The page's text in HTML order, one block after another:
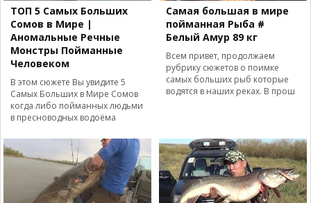
ТОП 5 Самых Больших
Сомов в Мире |
Аномальные Речные
Монстры Пойманные
Человеком
В этом сюжете Вы увидите 5
Самых Больших в Мире Сомов
когда либо пойманных людьми
в пресноводных водоёма
Самая большая в мире
пойманная Рыба #
Белый Амур 89 кг
Всем привет, продолжаем
рубрику сюжетов о поимке
самых больших рыб которые
водятся в наших реках. В прош